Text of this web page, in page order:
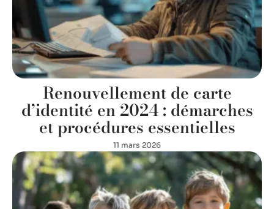
Renouvellement de carte
d’identité en 2024 : démarches
et procédures essentielles
11 mars 2026